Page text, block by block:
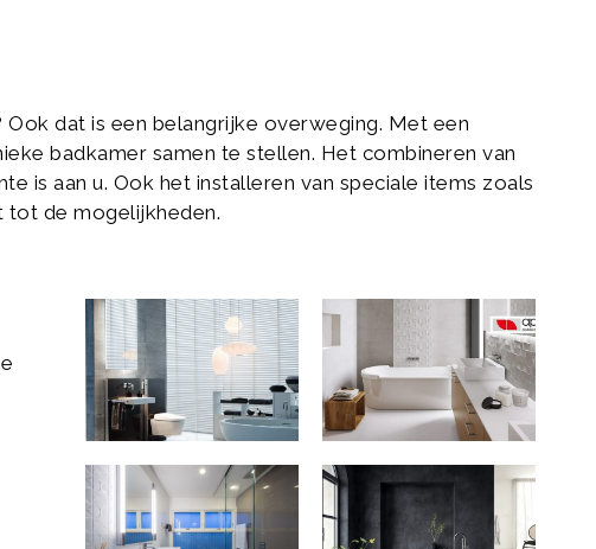
dat is een belangrijke overweging. Met een
badkamer samen te stellen. Het combineren van
is aan u. Ook het installeren van speciale items zoals
tot de mogelijkheden.
Monolith-
v4-
1024x828
Aparici-
xl-
City-
Desk-
Minneapolis-
Verwijst-
27